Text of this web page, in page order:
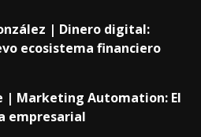
| Dinero digital:
ecosistema financiero
| Marketing Automation: El
empresarial